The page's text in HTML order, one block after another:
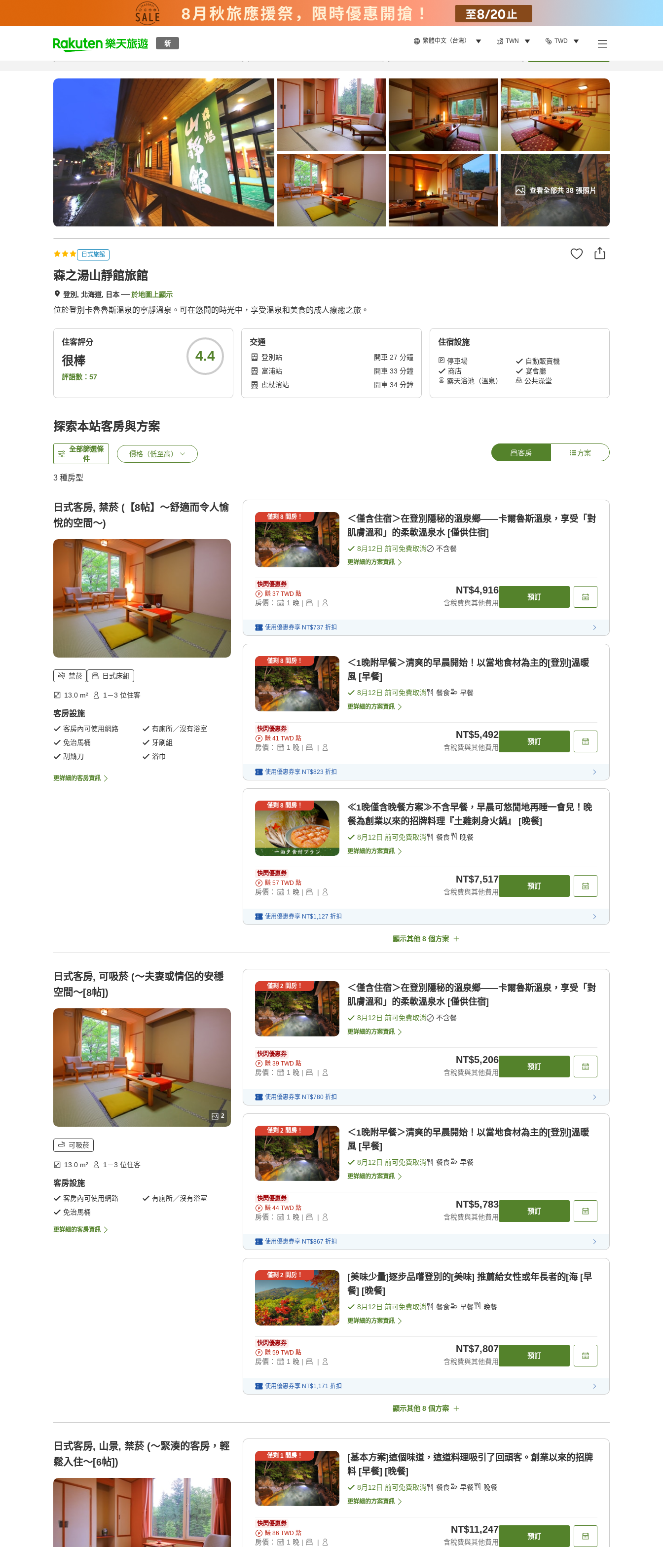
新 繁體中文（台灣） TWN TWD
t
p
a
r
c
查看全部共38張照片
總覽客房與方案評語特點設施
日式旅館
森之湯山靜館旅館
登別, 北海道, 日本 於地圖上顯示
位於登別卡魯魯斯溫泉的寧靜溫泉。可在悠閒的時光中，享受溫泉和美食的成人療癒之旅。
住客評分
很棒
評語數： 57
4.4
交通
登別站 開車 27 分鐘
富浦站
開車 33 分鐘
虎杖濱站
開車 34分鐘
住宿設施
停車場
自動販賣機
商店
宴會廳
露天浴池（溫泉）
公共澡堂
探索本站客房與方案
全部篩選條
件
價格（低至高） 客房 方案
3 種房型
日式客房, 禁菸 (【8帖】～舒適而令人愉
悅的空間～)
禁菸 日式床組
13.0 m² 1－3 位住客
客房設施
客房內可使用網路
有廁所／沒有浴室
免治馬桶
牙刷組
刮鬍刀
浴巾
更詳細的客房資訊
僅剩 8間房！
＜僅含住宿＞在登別隱秘的溫泉鄉——卡爾魯斯溫泉，享受「對
肌膚溫和」的柔軟溫泉水 [僅供住宿]
8月12日 前可免費取消 不含餐
更詳細的方案資訊
快閃優惠券
賺 37 TWD 點
房價： 1 晚 | |
NT$4,916
含稅費與其他費用
預訂
使用優惠券享 NT$737 折扣
僅剩 8間房！
＜1晚附早餐＞清爽的早晨開始！以當地食材為主的[登別]溫暖
風 [早餐]
8月12日 前可免費取消 餐食 早餐
更詳細的方案資訊
快閃優惠券
賺 41 TWD 點
房價： 1 晚 | |
NT$5,492
含稅費與其他費用
預訂
使用優惠券享 NT$823 折扣
僅剩 8間房！
≪1晚僅含晚餐方案≫不含早餐，早晨可悠閒地再睡一會兒！晚
餐為創業以來的招牌料理『土雞刺身火鍋』 [晚餐]
8月12日 前可免費取消 餐食 晚餐
更詳細的方案資訊
快閃優惠券
賺 57 TWD 點
房價： 1 晚 | |
NT$7,517
含稅費與其他費用
預訂
使用優惠券享 NT$1,127 折扣
顯示其他 8 個方案
日式客房, 可吸菸 (〜夫妻或情侶的安穩
空間〜[8帖])
2
可吸菸
13.0 m² 1－3 位住客
客房設施
客房內可使用網路
有廁所／沒有浴室
免治馬桶
更詳細的客房資訊
僅剩 2間房！
＜僅含住宿＞在登別隱秘的溫泉鄉——卡爾魯斯溫泉，享受「對
肌膚溫和」的柔軟溫泉水 [僅供住宿]
8月12日 前可免費取消 不含餐
更詳細的方案資訊
快閃優惠券
賺 39 TWD 點
房價： 1 晚 | |
NT$5,206
含稅費與其他費用
預訂
使用優惠券享 NT$780 折扣
僅剩 2 間房！
＜1晚附早餐＞清爽的早晨開始！以當地食材為主的[登別]溫暖
風 [早餐]
8月12日 前可免費取消 餐食 早餐
更詳細的方案資訊
快閃優惠券
賺 44 TWD 點
房價： 1 晚 | |
NT$5,783
含稅費與其他費用
預訂
使用優惠券享 NT$867 折扣
僅剩 2 間房！
[美味少量]逐步品嚐登別的[美味] 推薦給女性或年長者的[海 [早
餐] [晚餐]
8月12日 前可免費取消 餐食 早餐 晚餐
更詳細的方案資訊
快閃優惠券
賺 59 TWD 點
房價： 1 晚 | |
NT$7,807
含稅費與其他費用
預訂
使用優惠券享 NT$1,171 折扣
顯示其他 8 個方案
日式客房, 山景, 禁菸 (〜緊湊的客房，輕
鬆入住〜[6帖])
僅剩 1 間房！
[基本方案]這個味道，這道料理吸引了回頭客。創業以來的招牌
料 [早餐] [晚餐]
8月12日 前可免費取消 餐食 早餐 晚餐
更詳細的方案資訊
快閃優惠券
賺 86 TWD 點
房價： 1 晚 | |
NT$11,247
含稅費與其他費用
預訂